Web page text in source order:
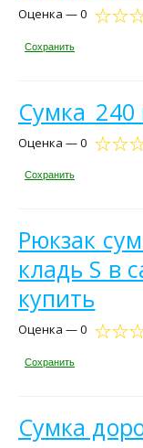
Оценка — 0
Сохранить
Сумка_240
Оценка — 0
Сохранить
Рюкзак
кладь S в
купить
Оценка — 0
Сохранить
Сумка